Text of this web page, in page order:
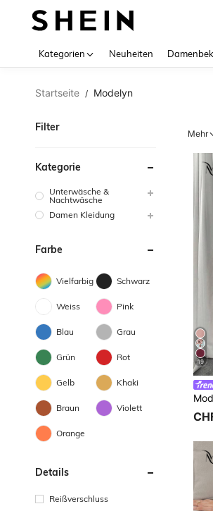
Kategorien Neuheiten
Startseite / Modelyn
Filter
Kategorie
Unterwäsche &
Nachtwäsche
Damen Kleidung
Farbe
Vielfarbig Schwarz
Weiss Pink
Blau Grau
Grün Rot
Gelb Khaki
Braun Violett
Orange
Details
Reißverschluss
Mehr
19